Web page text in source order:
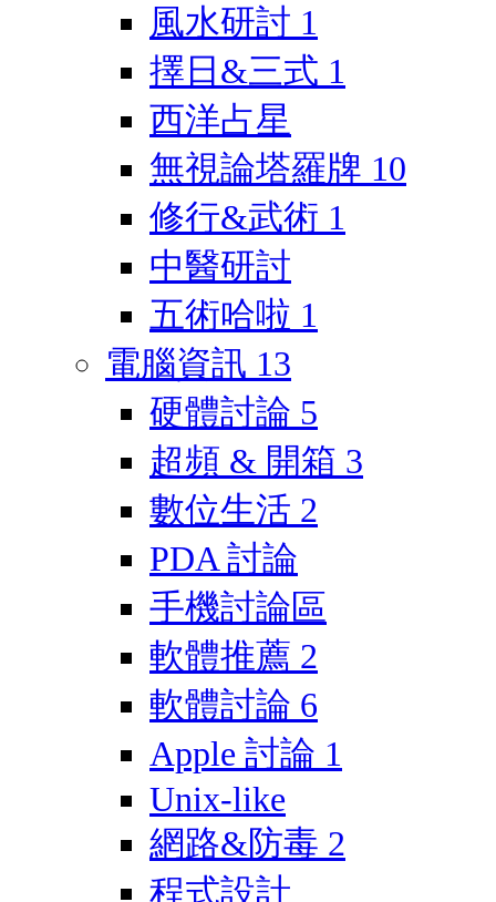
風水研討 1
擇日&三式 1
西洋占星
無視論塔羅牌 10
修行&武術 1
中醫研討
五術哈啦 1
電腦資訊 13
硬體討論 5
超頻 & 開箱 3
數位生活 2
PDA 討論
手機討論區
軟體推薦 2
軟體討論 6
Apple 討論 1
Unix-like
網路&防毒 2
程式設計